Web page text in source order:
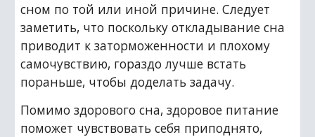
сном по той или иной причине. Следует
заметить, что поскольку откладывание сна
приводит к заторможенности и плохому
самочувствию, гораздо лучше встать
пораньше, чтобы доделать задачу.
Помимо здорового сна, здоровое питание
поможет чувствовать себя приподнято,